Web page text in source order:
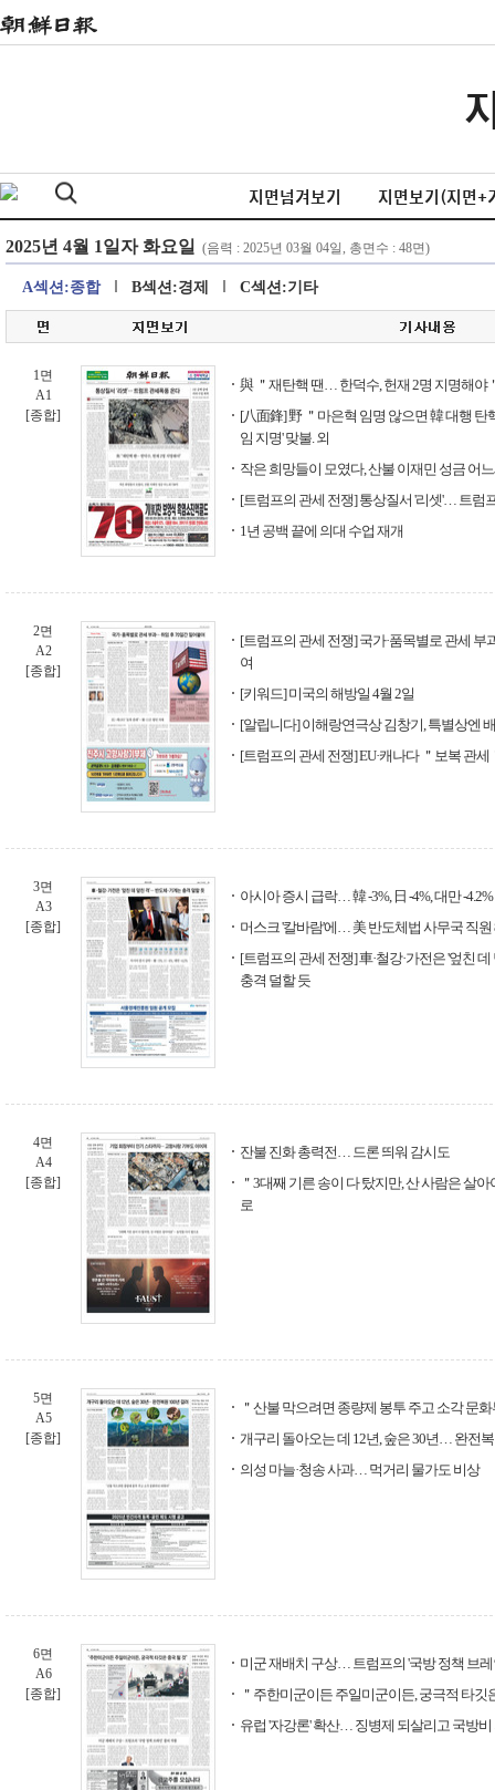
지면넘겨보기 지면보기(지면+
A섹션:종합 B섹션:경제 C섹션:기타
1면
A1
[종합]
與 ＂재탄핵 땐… 한덕수, 헌재 2명 지명해야
[八面鋒] 野 ＂마은혁 임명 않으면 韓 대행 탄
임 지명' 맞불. 외
작은 희망들이 모였다, 산불 이재민 성금 어
[트럼프의 관세 전쟁] 통상질서 '리셋'… 트럼
1년 공백 끝에 의대 수업 재개
2면
A2
[종합]
[트럼프의 관세 전쟁] 국가·품목별로 관세
여
[키워드] 미국의 해방일 4월 2일
[알립니다] 이해랑연극상 김창기, 특별상엔
[트럼프의 관세 전쟁] EU·캐나다 ＂보복 관
3면
A3
[종합]
아시아 증시 급락… 韓 -3%, 日 -4%, 대만 -4.2%
머스크 '칼바람'에… 美 반도체법 사무국 직원
[트럼프의 관세 전쟁] 車·철강·가전은 '엎친
충격 덜할 듯
4면
A4
[종합]
잔불 진화 총력전… 드론 띄워 감시도
＂3대째 기른 송이 다 탔지만, 산 사람은 살
로
5면
A5
[종합]
＂산불 막으려면 종량제 봉투 주고 소각 문
개구리 돌아오는 데 12년, 숲은 30년… 완전
의성 마늘·청송 사과… 먹거리 물가도 비상
6면
A6
[종합]
미군 재배치 구상… 트럼프의 '국방 정책 브레
＂주한미군이든 주일미군이든, 궁극적 타깃
유럽 '자강론' 확산… 징병제 되살리고 국방비